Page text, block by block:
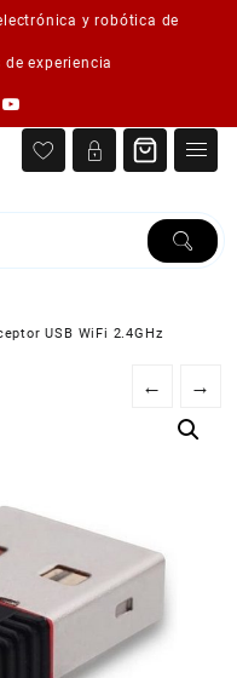
y robótica de
experiencia
USB WiFi 2.4GHz
← →